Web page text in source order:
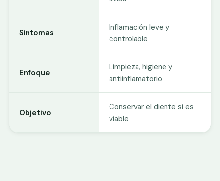
Síntomas
Inflamación leve y
controlable
Enfoque
Limpieza, higiene y
antiinflamatorio
Objetivo
Conservar el diente si es
viable